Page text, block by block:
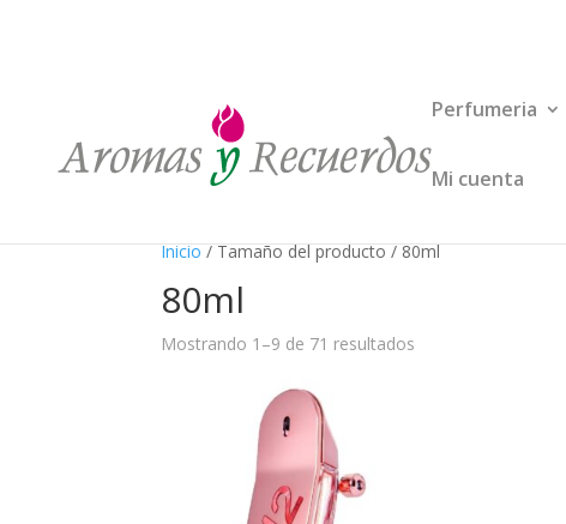
Perfumeria
Mi cuenta
Inicio/ Tamaño del producto / 80ml
80ml
Mostrando 1–9 de 71 resultados